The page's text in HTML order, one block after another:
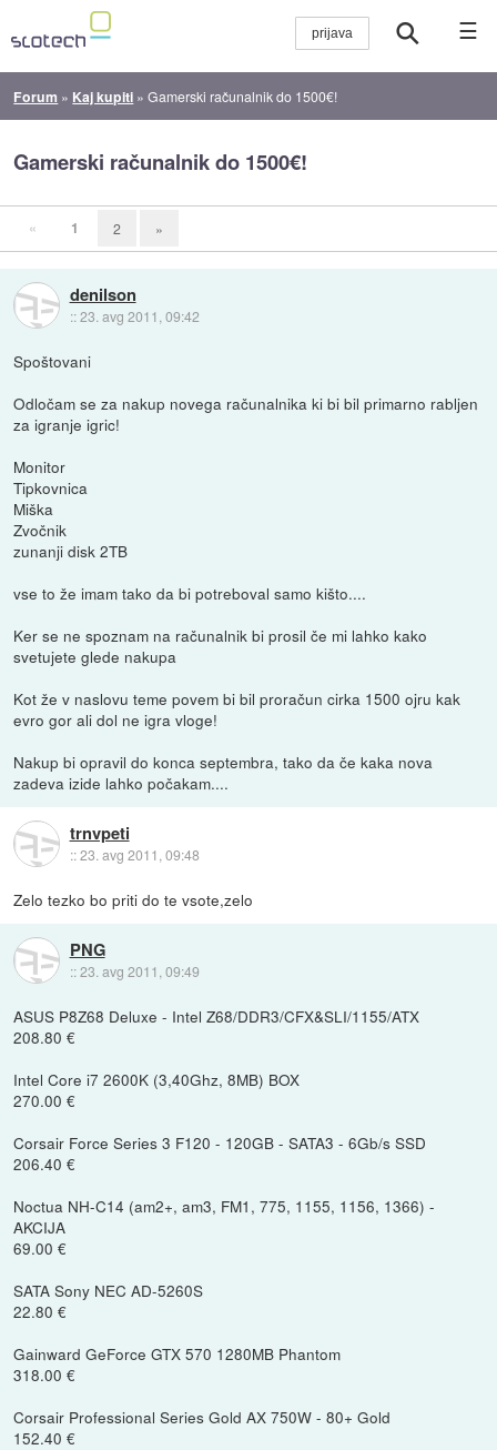
☰
Forum » Kaj kupiti »Gamerski računalnik do 1500€!
Gamerski računalnik do 1500€!
« 1 2 »
denilson
::23. avg 2011, 09:42
Spoštovani
Odločam se za nakup novega računalnika ki bi bil primarno rabljen
za igranje igric!
Monitor
Tipkovnica
Miška
Zvočnik
zunanji disk 2TB
vse to že imam tako da bi potreboval samo kišto....
Ker se ne spoznam na računalnik bi prosil če mi lahko kako
svetujete glede nakupa
Kot že v naslovu teme povem bi bil proračun cirka 1500 ojru kak
evro gor ali dol ne igra vloge!
Nakup bi opravil do konca septembra, tako da če kaka nova
zadeva izide lahko počakam....
trnvpeti
::23. avg 2011, 09:48
Zelo tezko bo priti do te vsote,zelo
PNG
::23. avg 2011, 09:49
ASUS P8Z68 Deluxe - Intel Z68/DDR3/CFX&SLI/1155/ATX
208.80 €
Intel Core i7 2600K (3,40Ghz, 8MB) BOX
270.00 €
Corsair Force Series 3 F120 - 120GB - SATA3 - 6Gb/s SSD
206.40 €
Noctua NH-C14 (am2+, am3, FM1, 775, 1155, 1156, 1366) -
AKCIJA
69.00 €
SATA Sony NEC AD-5260S
22.80 €
Gainward GeForce GTX 570 1280MB Phantom
318.00 €
Corsair Professional Series Gold AX 750W - 80+ Gold
152.40 €